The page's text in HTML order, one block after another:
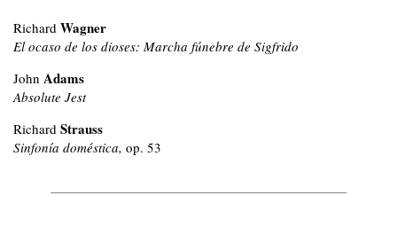
Richard Wagner
El ocaso de los dioses: Marcha fúnebre de Sigfrido
John Adams
Absolute Jest
Richard Strauss
Sinfonía doméstica, op. 53